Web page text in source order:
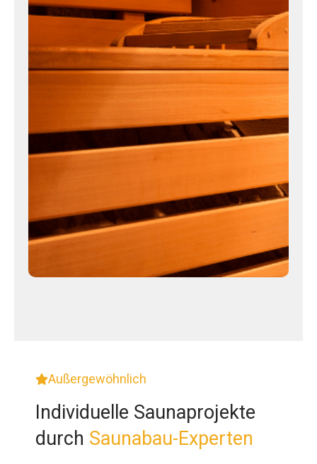
Außergewöhnlich
Individuelle Saunaprojekte
durch Saunabau-Experten